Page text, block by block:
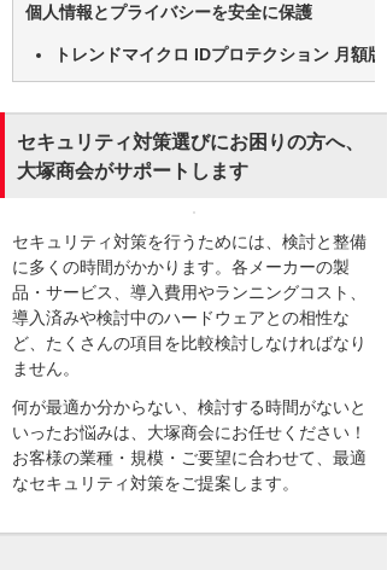
個人情報とプライバシーを安全に保護
トレンドマイクロ IDプロテクション 月額版
セキュリティ対策選びにお困りの方へ、
大塚商会がサポートします
セキュリティ対策を行うためには、検討と整備
に多くの時間がかかります。各メーカーの製
品・サービス、導入費用やランニングコスト、
導入済みや検討中のハードウェアとの相性な
ど、たくさんの項目を比較検討しなければなり
ません。
何が最適か分からない、検討する時間がないと
いったお悩みは、大塚商会にお任せください！
お客様の業種・規模・ご要望に合わせて、最適
なセキュリティ対策をご提案します。